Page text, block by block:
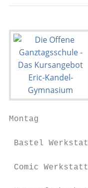
Montag
Bastel
Comic